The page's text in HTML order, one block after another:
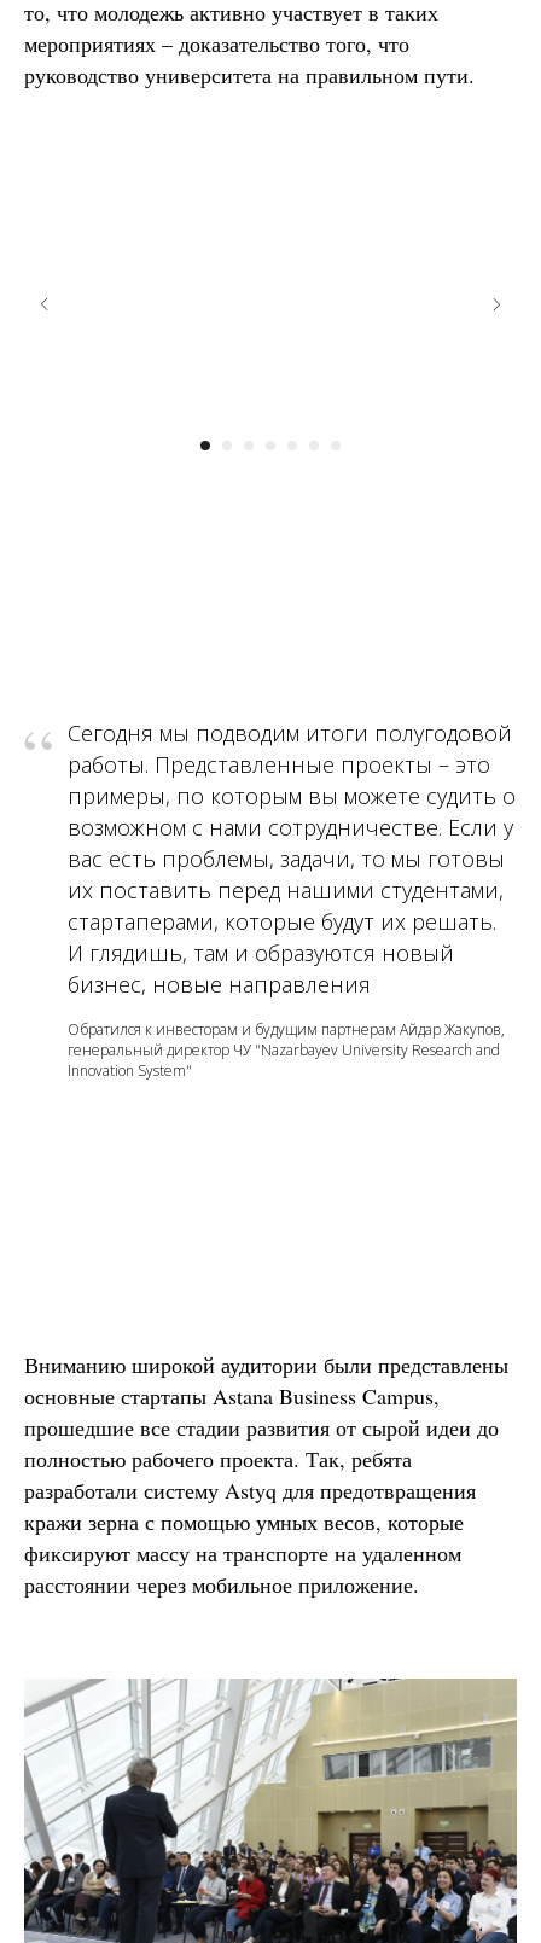
то, что молодежь активно участвует в таких
мероприятиях – доказательство того, что
руководство университета на правильном пути.
“ Сегодня мы подводим итоги полугодовой
работы. Представленные проекты – это
примеры, по которым вы можете судить о
возможном с нами сотрудничестве. Если у
вас есть проблемы, задачи, то мы готовы
их поставить перед нашими студентами,
стартаперами, которые будут их решать.
И глядишь, там и образуются новый
бизнес, новые направления
Обратился к инвесторам и будущим парт­нерам Айдар Жакупов,
генеральный директор ЧУ "Nazarbayev University Research and
Innovation System"
Вниманию широкой аудитории были представлены
основные стартапы Astana Business Campus,
прошедшие все стадии развития от сырой идеи до
полностью рабочего проекта. Так, ребята
разработали систему Astyq для предотвращения
кражи зерна с помощью умных весов, которые
фиксируют массу на транспорте на удаленном
расстоянии через мобильное приложение.